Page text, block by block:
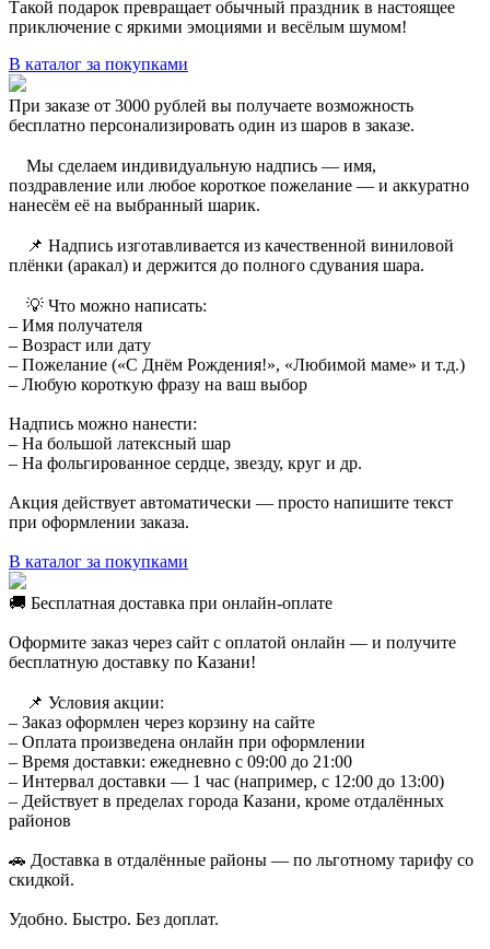
Такой подарок превращает обычный праздник в настоящее
приключение с яркими эмоциями и весёлым шумом!
В каталог за покупками
При заказе от 3000 рублей вы получаете возможность
бесплатно персонализировать один из шаров в заказе.
⠀ Мы сделаем индивидуальную надпись — имя,
поздравление или любое короткое пожелание — и аккуратно
нанесём её на выбранный шарик.
⠀ 📌 Надпись изготавливается из качественной виниловой
плёнки (аракал) и держится до полного сдувания шара.
⠀ 💡 Что можно написать:
– Имя получателя
– Возраст или дату
– Пожелание («С Днём Рождения!», «Любимой маме» и т.д.)
– Любую короткую фразу на ваш выбор
Надпись можно нанести:
– На большой латексный шар
– На фольгированное сердце, звезду, круг и др.
Акция действует автоматически — просто напишите текст
при оформлении заказа.
В каталог за покупками
🚚 Бесплатная доставка при онлайн-оплате
Оформите заказ через сайт с оплатой онлайн — и получите
бесплатную доставку по Казани!
⠀ 📌 Условия акции:
– Заказ оформлен через корзину на сайте
– Оплата произведена онлайн при оформлении
– Время доставки: ежедневно с 09:00 до 21:00
– Интервал доставки — 1 час (например, с 12:00 до 13:00)
– Действует в пределах города Казани, кроме отдалённых
районов
🚗 Доставка в отдалённые районы — по льготному тарифу со
скидкой.
Удобно. Быстро. Без доплат.